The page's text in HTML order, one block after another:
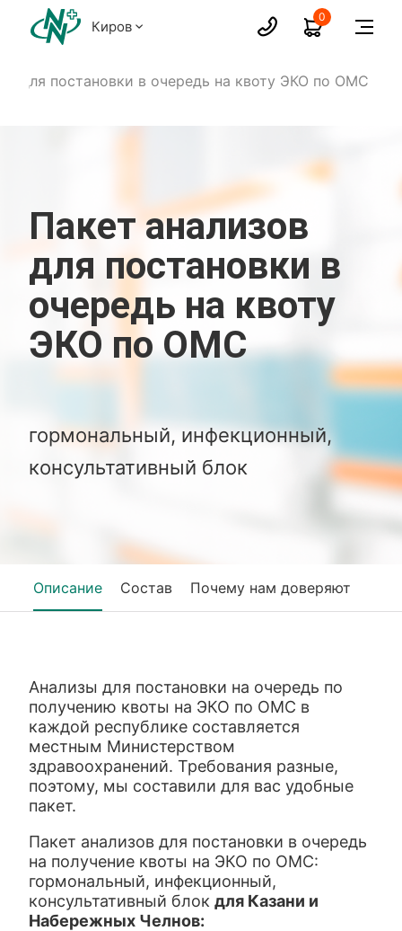
Киров
0
для постановки в очередь на квоту ЭКО по ОМС
Пакет анализов
для постановки в
очередь на квоту
ЭКО по ОМС
гормональный, инфекционный,
консультативный блок
Описание Состав Почему нам доверяют
Анализы для постановки на очередь по
получению квоты на ЭКО по ОМС в
каждой республике составляется
местным Министерством
здравоохранений. Требования разные,
поэтому, мы составили для вас удобные
пакет.
Пакет анализов для постановки в очередь
на получение квоты на ЭКО по ОМС:
гормональный, инфекционный,
консультативный блокдля Казани и
Набережных Челнов: